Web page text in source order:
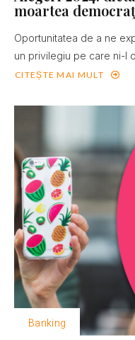
moartea
Oportunitatea de a ne
un privilegiu pe care ni-l
CITEȘTE MAI MULT
Banking